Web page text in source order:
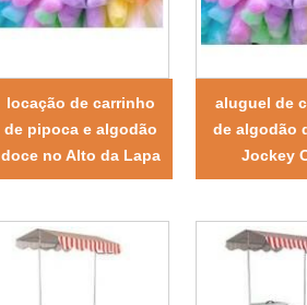
locação de carrinho
de pipoca e algodão
doce no Alto da Lapa
aluguel de
de algodão
Jockey